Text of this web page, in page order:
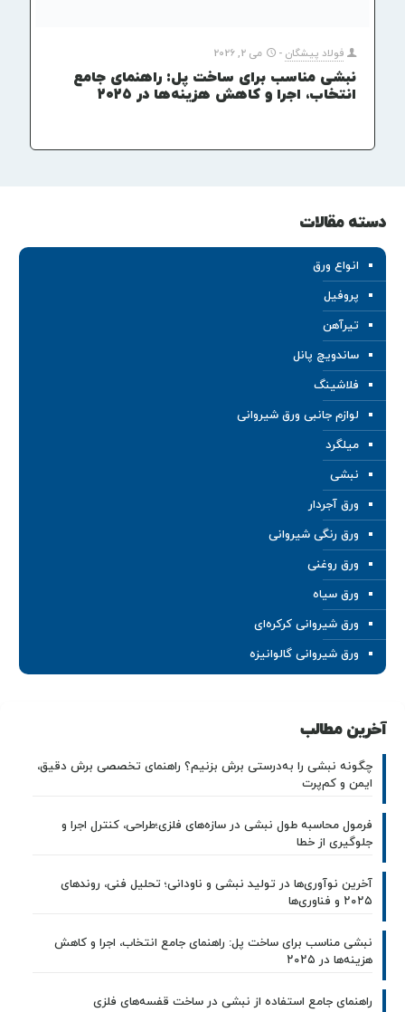
فولاد پیشگان - می 2, 2026
نبشی مناسب برای ساخت پل: راهنمای جامع
انتخاب، اجرا و کاهش هزینه‌ها در ۲۰۲۵
دسته مقالات
انواع ورق
پروفیل
تیرآهن
ساندویچ پانل
فلاشینگ
لوازم جانبی ورق شیروانی
میلگرد
نبشی
ورق آجردار
ورق رنگی شیروانی
ورق روغنی
ورق سیاه
ورق شیروانی کرکره‌ای
ورق شیروانی گالوانیزه
آخرین مطالب
چگونه نبشی را به‌درستی برش بزنیم؟ راهنمای تخصصی برش دقیق،
ایمن و کم‌پرت
فرمول محاسبه طول نبشی در سازه‌های فلزی؛طراحی، کنترل اجرا و
جلوگیری از خطا
آخرین نوآوری‌ها در تولید نبشی و ناودانی؛ تحلیل فنی، روندهای
۲۰۲۵ و فناوری‌ها
نبشی مناسب برای ساخت پل: راهنمای جامع انتخاب، اجرا و کاهش
هزینه‌ها در ۲۰۲۵
راهنمای جامع استفاده از نبشی در ساخت قفسه‌های فلزی